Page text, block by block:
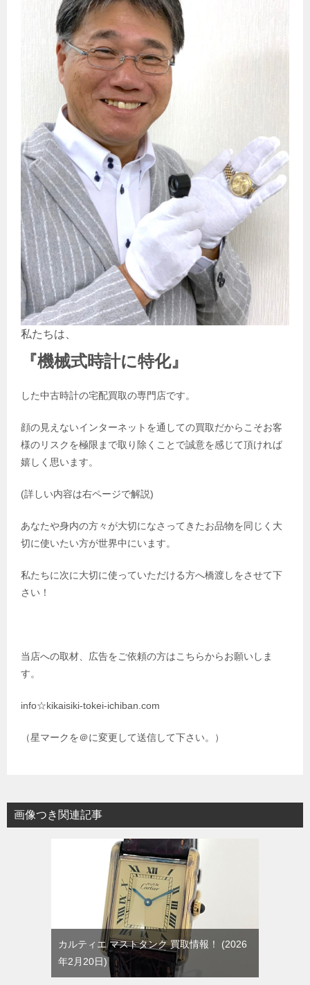
私たちは、
『機械式時計に特化』
した中古時計の宅配買取の専門店です。
顔の見えないインターネットを通しての買取だからこそお客
様のリスクを極限まで取り除くことで誠意を感じて頂ければ
嬉しく思います。
(詳しい内容は右ページで解説)
あなたや身内の方々が大切になさってきたお品物を同じく大
切に使いたい方が世界中にいます。
私たちに次に大切に使っていただける方へ橋渡しをさせて下
さい！
当店への取材、広告をご依頼の方はこちらからお願いしま
す。
info☆kikaisiki-tokei-ichiban.com
（星マークを＠に変更して送信して下さい。）
画像つき関連記事
カルティエ マストタンク 買取情報！
2026
年2月20日